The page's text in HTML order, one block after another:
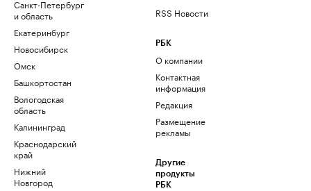
Санкт-Петербург
и область
Екатеринбург
Новосибирск
Омск
Башкортостан
Вологодская
область
Калининград
Краснодарский
край
Нижний
Новгород
RSS Новости
РБК
О компании
Контактная
информация
Редакция
Размещение
рекламы
Другие
продукты
РБК